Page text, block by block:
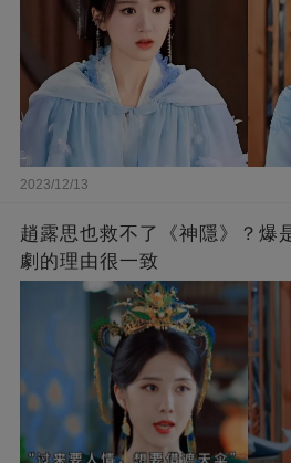
2023/12/13
趙露思也救不了《神隱》？爆
劇的理由很一致